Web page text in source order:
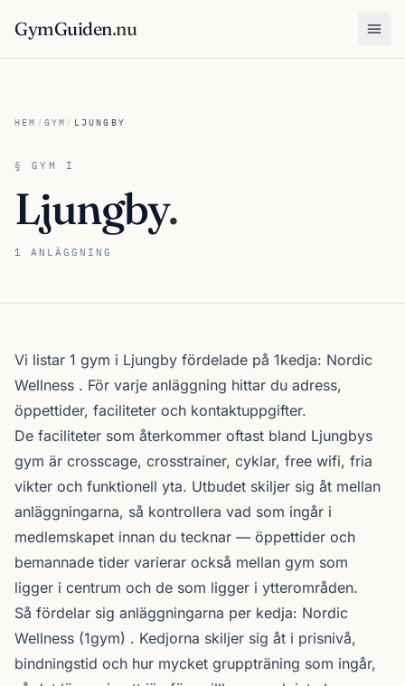
GymGuiden.nu
HEM / GYM / LJUNGBY
§ GYM I
Ljungby.
1 ANLÄGGNING
Om gymutbudet i Ljungby
Vi listar 1 gym i Ljungby fördelade på 1kedja: Nordic
Wellness . För varje anläggning hittar du adress,
öppettider, faciliteter och kontaktuppgifter.
De faciliteter som återkommer oftast bland Ljungbys
gym är crosscage, crosstrainer, cyklar, free wifi, fria
vikter och funktionell yta. Utbudet skiljer sig åt mellan
anläggningarna, så kontrollera vad som ingår i
medlemskapet innan du tecknar — öppettider och
bemannade tider varierar också mellan gym som
ligger i centrum och de som ligger i ytterområden.
Så fördelar sig anläggningarna per kedja: Nordic
Wellness (1gym) . Kedjorna skiljer sig åt i prisnivå,
bindningstid och hur mycket gruppträning som ingår,